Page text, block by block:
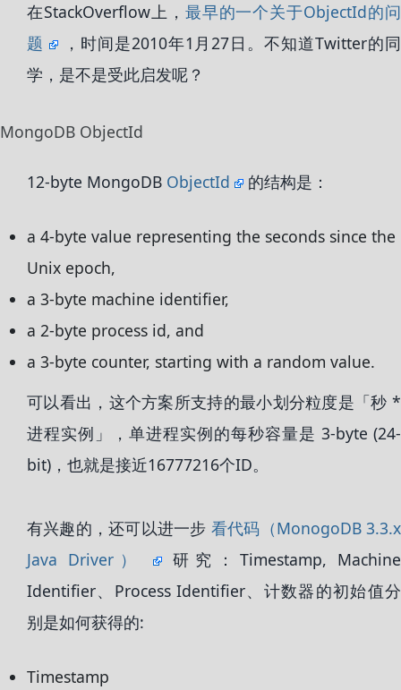
在StackOverflow上， 最早的一个关于ObjectId的问
题
，时间是2010年1月27日。不知道Twitter的同
学，是不是受此启发呢？
MongoDB ObjectId
12-byte MongoDB ObjectId 的结构是：
a 4-byte value representing the seconds since the
Unix epoch,
a 3-byte machine identifier,
a 2-byte process id, and
a 3-byte counter, starting with a random value.
可以看出，这个方案所支持的最小划分粒度是「秒 *
进程实例」，单进程实例的每秒容量是 3-byte (24-
bit)，也就是接近16777216个ID。
有兴趣的，还可以进一步 看代码（MonogoDB 3.3.x
Java Driver）
研究：Timestamp, Machine
Identifier、Process Identifier、计数器的初始值分
别是如何获得的:
Timestamp